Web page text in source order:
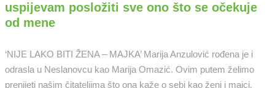
uspijevam posložiti sve ono što se očekuje
od mene
‘NIJE LAKO BITI ŽENA – MAJKA’ Marija Anzulović rođena je i
odrasla u Neslanovcu kao Marija Omazić. Ovim putem želimo
prenijeti našim čitateljima što ona kaže o sebi kao ženi i majci.